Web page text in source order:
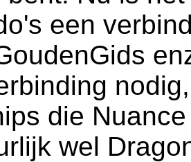
een
die
wel